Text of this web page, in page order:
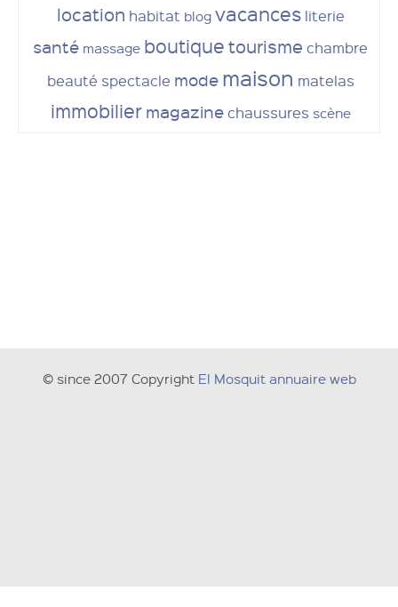
location habitat blog vacances literie
santé massage boutiquetourisme chambre
beauté spectacle mode maison matelas
immobilier magazine chaussures scène
© since 2007 Copyright El Mosquit annuaire web